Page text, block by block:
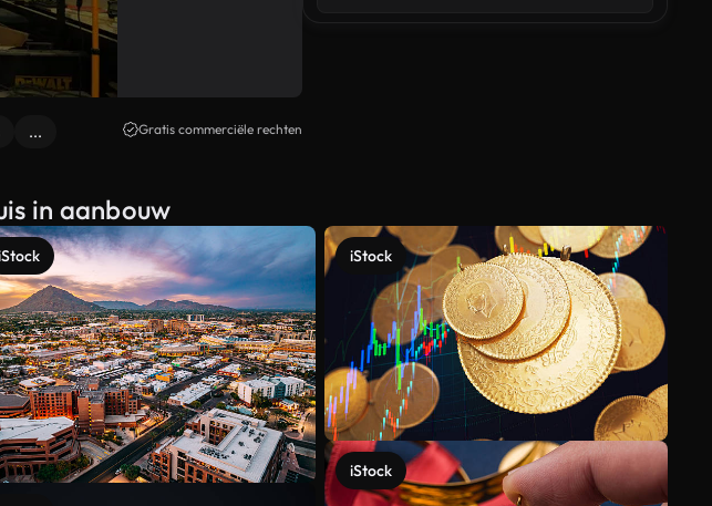
... Gratis commerciële rechten
in aanbouw
iStock
iStock